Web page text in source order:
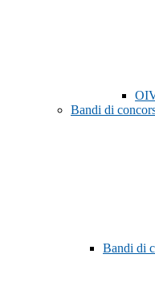
Bandi di
Bandi di